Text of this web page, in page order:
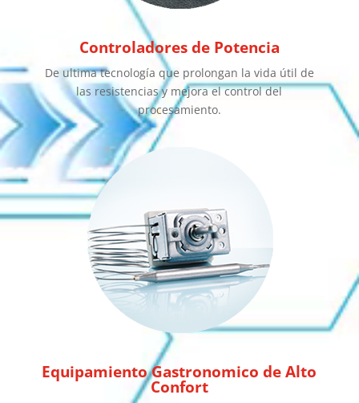
Controladores de Potencia
De ultima tecnología que prolongan la vida útil de
las resistencias y mejora el control del
procesamiento.
Equipamiento Gastronomico de Alto
Confort